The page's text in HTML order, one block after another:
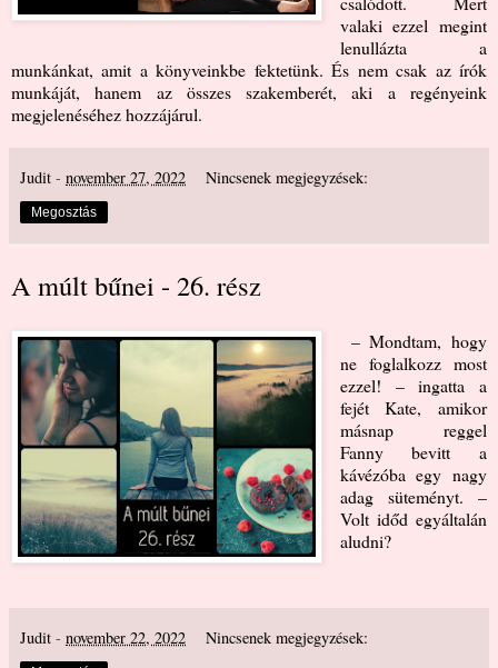
valaki ezzel megint
lenullázta a
munkánkat, amit a könyveinkbe fektetünk. És nem csak az írók
munkáját, hanem az összes szakemberét, aki a regényeink
megjelenéséhez hozzájárul.
Judit - november 27, 2022 Nincsenek megjegyzések:
Megosztás
A múlt bűnei - 26. rész
– Mondtam, hogy
ne foglalkozz most
ezzel! – ingatta a
fejét Kate, amikor
másnap reggel
Fanny bevitt a
kávézóba egy nagy
adag süteményt. –
Volt időd egyáltalán
aludni?
Judit - november 22, 2022 Nincsenek megjegyzések: